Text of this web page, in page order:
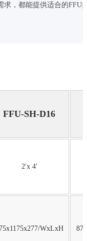
求，都能提供适合的FFU
FFU-SH-D16
2′x 4′
WxLxH